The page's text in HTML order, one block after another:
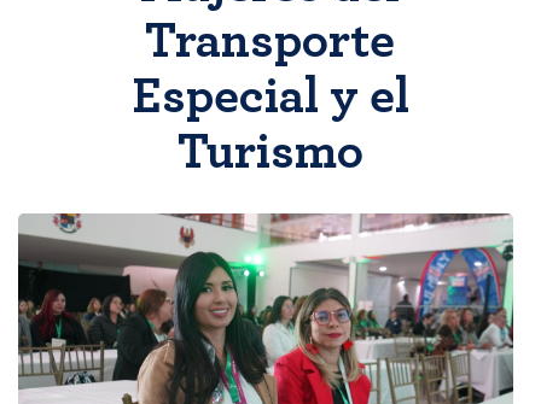
Transporte
Especial y el
Turismo